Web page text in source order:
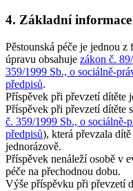
4. Základní
Pěstounská péče je jednou
úpravu obsahuje zákon č.
359/1999 Sb., o sociálně-
předpisů.
Příspěvek při převzetí dítěte
Příspěvek při převzetí dítěte
č. 359/1999 Sb., o sociálně-
předpisů), která převzala
jednorázově.
Příspěvek nenáleží osobě v
péče na přechodnou dobu.
Výše příspěvku při převzetí